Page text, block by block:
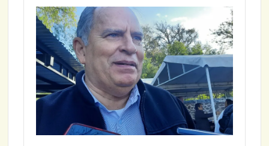
2
6
2
2
,
2
6